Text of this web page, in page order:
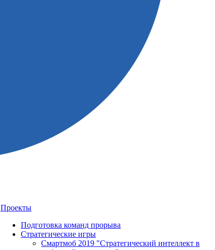
Проекты
Подготовка команд прорыва
Стратегические игры
Смартмоб 2019 "Стратегический интеллект в